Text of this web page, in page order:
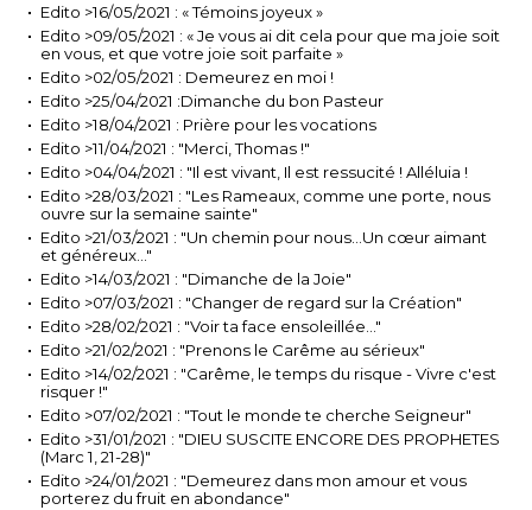
Edito >16/05/2021 : « Témoins joyeux »
Edito >09/05/2021 : « Je vous ai dit cela pour que ma joie soit
en vous, et que votre joie soit parfaite »
Edito >02/05/2021 : Demeurez en moi !
Edito >25/04/2021 :Dimanche du bon Pasteur
Edito >18/04/2021 : Prière pour les vocations
Edito >11/04/2021 : "Merci, Thomas !"
Edito >04/04/2021 : "Il est vivant, Il est ressucité ! Alléluia !
Edito >28/03/2021 : "Les Rameaux, comme une porte, nous
ouvre sur la semaine sainte"
Edito >21/03/2021 : "Un chemin pour nous…Un cœur aimant
et généreux…"
Edito >14/03/2021 : "Dimanche de la Joie"
Edito >07/03/2021 : "Changer de regard sur la Création"
Edito >28/02/2021 : "Voir ta face ensoleillée…"
Edito >21/02/2021 : "Prenons le Carême au sérieux"
Edito >14/02/2021 : "Carême, le temps du risque - Vivre c'est
risquer !"
Edito >07/02/2021 : "Tout le monde te cherche Seigneur"
Edito >31/01/2021 : "DIEU SUSCITE ENCORE DES PROPHETES
(Marc 1, 21-28)"
Edito >24/01/2021 : "Demeurez dans mon amour et vous
porterez du fruit en abondance"